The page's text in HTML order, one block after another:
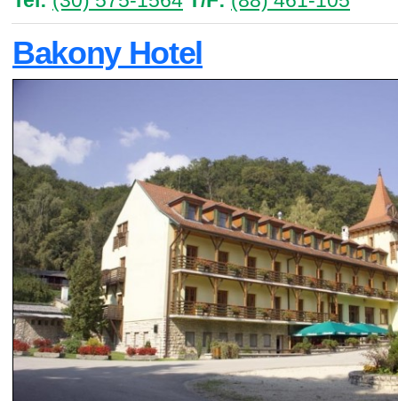
Bakony Hotel